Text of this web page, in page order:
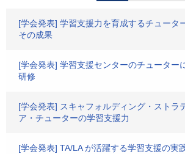
[学会発表] 学習支援力を育成するチュータ
その成果
[学会発表] 学習支援センターのチューター
研修
[学会発表] スキャフォルディング・ストラ
ア・チューターの学習支援力
[学会発表] TA/LA が活躍する学習支援の実